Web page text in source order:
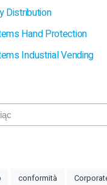
Distribution
Hand Protection
Industrial Vending
conformità